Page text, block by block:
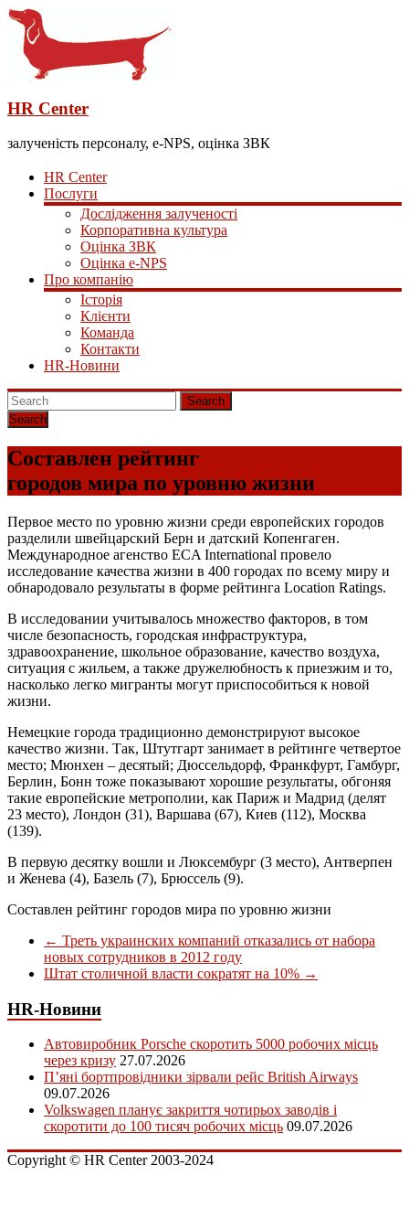
HR Center
залученість персоналу, e-NPS, оцінка ЗВК
HR Center
Послуги
Дослідження залученості
Корпоративна культура
Оцінка ЗВК
Оцінка e-NPS
Про компанію
Історія
Клієнти
Команда
Контакти
HR-Новини
Search
Cоставлен рейтинг
городов мира по уровню жизни
Первое место по уровню жизни среди европейских городов
разделили швейцарский Берн и датский Копенгаген.
Международное агенство ECA International провело
исследование качества жизни в 400 городах по всему миру и
обнародовало результаты в форме рейтинга Location Ratings.
В исследовании учитывалось множество факторов, в том
числе безопасность, городская инфраструктура,
здравоохранение, школьное образование, качество воздуха,
ситуация с жильем, а также дружелюбность к приезжим и то,
насколько легко мигранты могут приспособиться к новой
жизни.
Немецкие города традиционно демонстрируют высокое
качество жизни. Так, Штутгарт занимает в рейтинге четвертое
место; Мюнхен – десятый; Дюссельдорф, Франкфурт, Гамбург,
Берлин, Бонн тоже показывают хорошие результаты, обгоняя
такие европейские метрополии, как Париж и Мадрид (делят
23 место), Лондон (31), Варшава (67), Киев (112), Москва
(139).
В первую десятку вошли и Люксембург (3 место), Антверпен
и Женева (4), Базель (7), Брюссель (9).
Cоставлен рейтинг городов мира по уровню жизни
← Треть украинских компаний отказались от набора
новых сотрудников в 2012 году
Штат столичной власти сократят на 10% →
HR-Новини
Автовиробник Porsche скоротить 5000 робочих місць
через кризу 27.07.2026
П’яні бортпровідники зірвали рейс British Airways
09.07.2026
Volkswagen планує закриття чотирьох заводів і
скоротити до 100 тисяч робочих місць 09.07.2026
Copyright © HR Center 2003-2024